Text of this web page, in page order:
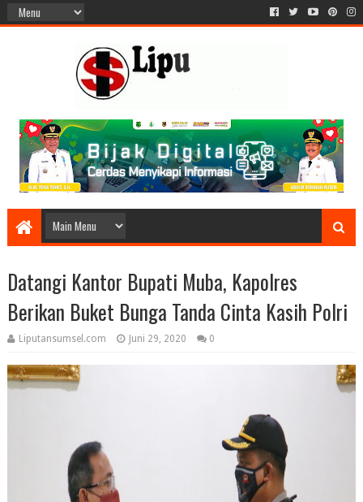
Datangi Kantor Bupati Muba, Kapolres
Berikan Buket Bunga Tanda Cinta Kasih Polri
Liputansumsel.com Juni 29, 2020 0